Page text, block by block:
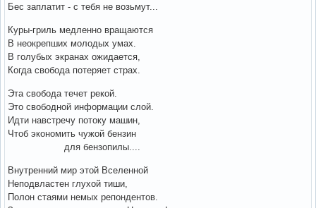
Бес заплатит - с тебя не возьмут...
Куры-гриль медленно вращаются
В неокрепших молодых умах.
В голубых экранах ожидается,
Когда свобода потеряет страх.
Эта свобода течет рекой.
Это свободной информации слой.
Идти навстречу потоку машин,
Чтоб экономить чужой бензин
для бензопилы....
Внутренний мир этой Вселенной
Неподвластен глухой тиши,
Полон стаями немых репондентов.